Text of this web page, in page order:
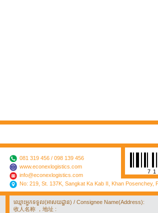
081 319 456 / 098 139 456
www.econexlogistics.com
info@econexlogistics.com
No: 219, St. 137K, Sangkat Ka Kab II, Khan Posenchey,
ឈ្មោះអ្នកទទួល(អាសយដ្ឋាន) / Consignee Name(Address):
收人名称 ，地址 :